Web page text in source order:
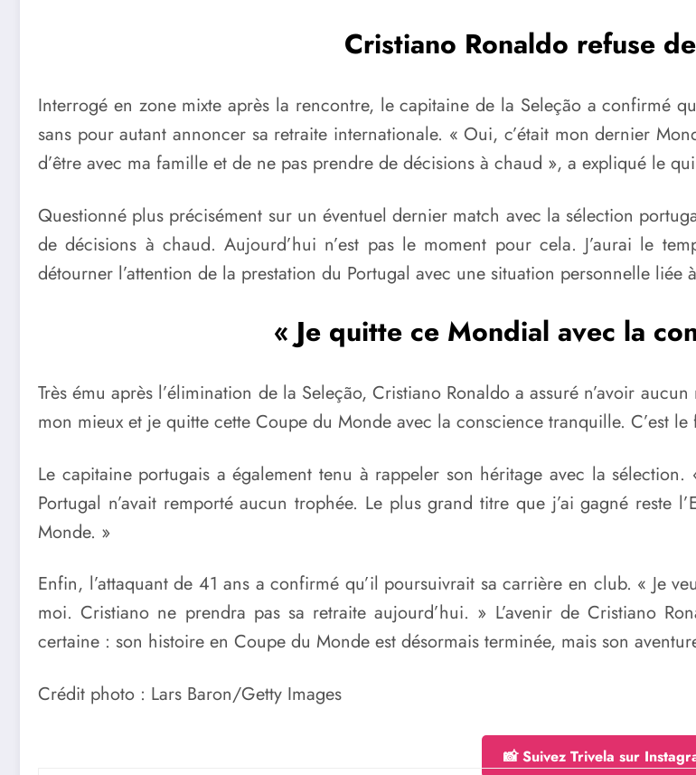
Cristiano Ronaldo refuse
Interrogé en zone mixte après la rencontre, le capitaine de la Seleção a confirmé
sans pour autant annoncer sa retraite internationale. « Oui, c’était mon dernier
d’être avec ma famille et de ne pas prendre de décisions à chaud », a expliqué le
Questionné plus précisément sur un éventuel dernier match avec la sélection
de décisions à chaud. Aujourd’hui n’est pas le moment pour cela. J’aurai le
détourner l’attention de la prestation du Portugal avec une situation personnelle liée
« Je quitte ce Mondial avec la
Très ému après l’élimination de la Seleção, Cristiano Ronaldo a assuré n’avoir
mon mieux et je quitte cette Coupe du Monde avec la conscience tranquille. C’est
Le capitaine portugais a également tenu à rappeler son héritage avec la
Portugal n’avait remporté aucun trophée. Le plus grand titre que j’ai gagné
Monde. »
Enfin, l’attaquant de 41 ans a confirmé qu’il poursuivrait sa carrière en club. « Je
moi. Cristiano ne prendra pas sa retraite aujourd’hui. » L’avenir de Cristiano
certaine : son histoire en Coupe du Monde est désormais terminée, mais son
Crédit photo : Lars Baron/Getty Images
📸 Suivez Trivela sur